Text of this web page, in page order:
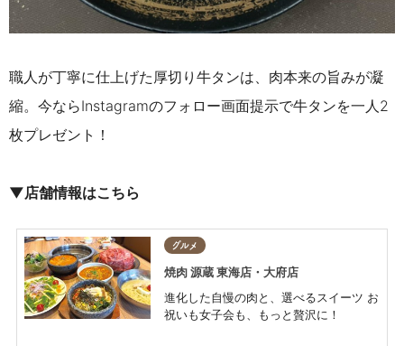
職人が丁寧に仕上げた厚切り牛タンは、肉本来の旨みが凝
縮。今ならInstagramのフォロー画面提示で牛タンを一人2
枚プレゼント！
▼店舗情報はこちら
グルメ
焼肉 源蔵 東海店・大府店
進化した自慢の肉と、選べるスイーツ お
祝いも女子会も、もっと贅沢に！